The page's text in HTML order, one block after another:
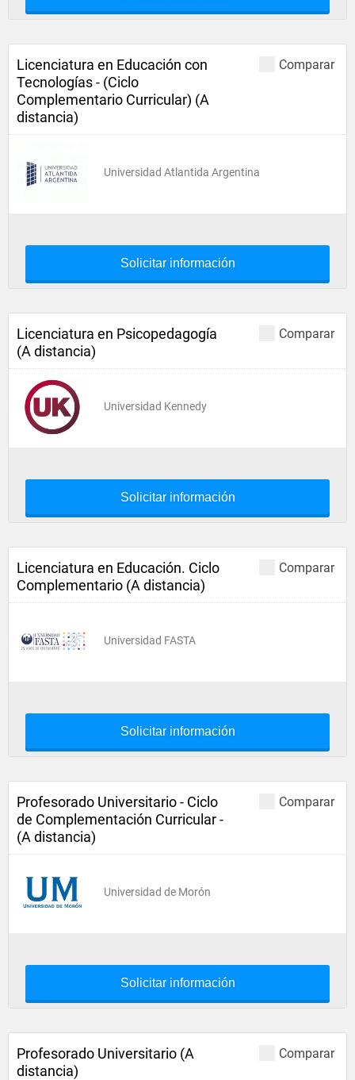
Comparar
Licenciatura en Educación con
Tecnologías - (Ciclo
Complementario Curricular) (A
distancia)
Universidad Atlantida Argentina
Solicitar información
Comparar
Licenciatura en Psicopedagogía
(A distancia)
Universidad Kennedy
Solicitar información
Comparar
Licenciatura en Educación. Ciclo
Complementario (A distancia)
Universidad FASTA
Solicitar información
Comparar
Profesorado Universitario - Ciclo
de Complementación Curricular -
(A distancia)
Universidad de Morón
Solicitar información
Comparar
Profesorado Universitario (A
distancia)